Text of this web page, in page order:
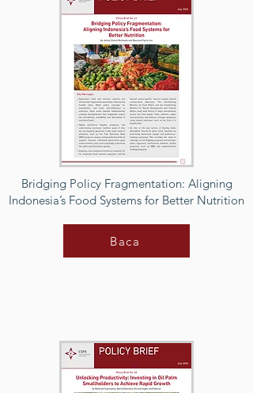
Bridging Policy Fragmentation: Aligning
Indonesia’s Food Systems for Better Nutrition
Baca